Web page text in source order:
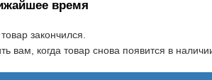
время
закончился.
вам, когда товар снова появится в